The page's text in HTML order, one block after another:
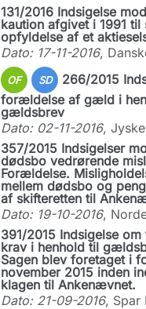
131/2016 Indsigelse
kaution afgivet i 1991
opfyldelse af et
Dato: 17-11-2016,
OF SD
266/2015
forældelse af gæld i
gældsbrev
Dato: 02-11-2016,
357/2015 Indsigelser
dødsbo vedrørende
Forældelse.
mellem dødsbo og
af skifteretten til
Dato: 19-10-2016,
391/2015 Indsigelse
krav i henhold til
Sagen blev foretaget i
november 2015 inden
klagen til Ankenævnet.
Dato: 21-09-2016, Spar